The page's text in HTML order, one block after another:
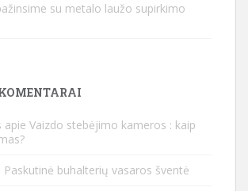
su metalo laužo supirkimo
apie Vaizdo stebėjimo kameros : kaip
Paskutinė buhalterių vasaros šventė